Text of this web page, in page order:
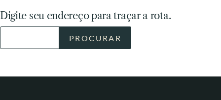
Digite seu endereço para traçar a rota.